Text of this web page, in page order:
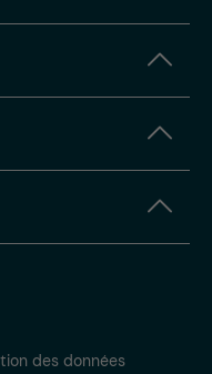
des données